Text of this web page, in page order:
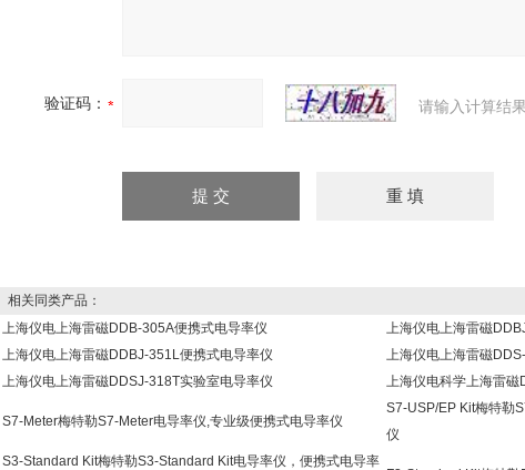
验证码： 请输入计算结
相关同类产品：
上海仪电上海雷磁DDB-305A便携式电导率仪
上海仪电上海雷磁
上海仪电上海雷磁DDBJ-351L便携式电导率仪
上海仪电上海雷磁
上海仪电上海雷磁DDSJ-318T实验室电导率仪
上海仪电科学上海雷
S7-Meter梅特勒S7-Meter电导率仪,专业级便携式电导率仪
S7-USP/EP Kit梅特勒
仪
S3-Standard Kit梅特勒S3-Standard Kit电导率仪，便携式电导率